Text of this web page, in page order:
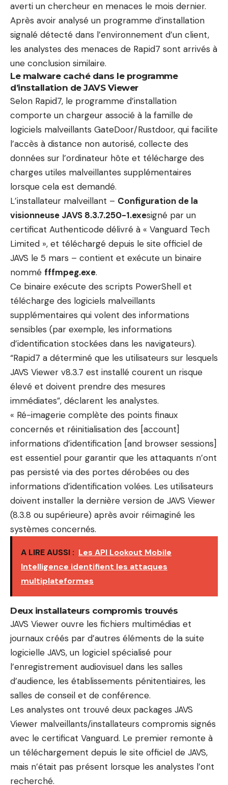
averti un chercheur en menaces le mois dernier.
Après avoir analysé un programme d’installation
signalé détecté dans l’environnement d’un client,
les analystes des menaces de Rapid7 sont arrivés à
une conclusion similaire.
Le malware caché dans le programme
d’installation de JAVS Viewer
Selon Rapid7, le programme d’installation
comporte un chargeur associé à la famille de
logiciels malveillants GateDoor/Rustdoor, qui facilite
l’accès à distance non autorisé, collecte des
données sur l’ordinateur hôte et télécharge des
charges utiles malveillantes supplémentaires
lorsque cela est demandé.
L’installateur malveillant – Configuration de la
visionneuse JAVS 8.3.7.250-1.exesigné par un
certificat Authenticode délivré à « Vanguard Tech
Limited », et téléchargé depuis le site officiel de
JAVS le 5 mars – contient et exécute un binaire
nommé fffmpeg.exe.
Ce binaire exécute des scripts PowerShell et
télécharge des logiciels malveillants
supplémentaires qui volent des informations
sensibles (par exemple, les informations
d’identification stockées dans les navigateurs).
“Rapid7 a déterminé que les utilisateurs sur lesquels
JAVS Viewer v8.3.7 est installé courent un risque
élevé et doivent prendre des mesures
immédiates”, déclarent les analystes.
« Ré-imagerie complète des points finaux
concernés et réinitialisation des [account]
informations d’identification [and browser sessions]
est essentiel pour garantir que les attaquants n’ont
pas persisté via des portes dérobées ou des
informations d’identification volées. Les utilisateurs
doivent installer la dernière version de JAVS Viewer
(8.3.8 ou supérieure) après avoir réimaginé les
systèmes concernés.
A LIRE AUSSI : Les API Lookout Mobile
Intelligence identifient les attaques
multiplateformes
Deux installateurs compromis trouvés
JAVS Viewer ouvre les fichiers multimédias et
journaux créés par d’autres éléments de la suite
logicielle JAVS, un logiciel spécialisé pour
l’enregistrement audiovisuel dans les salles
d’audience, les établissements pénitentiaires, les
salles de conseil et de conférence.
Les analystes ont trouvé deux packages JAVS
Viewer malveillants/installateurs compromis signés
avec le certificat Vanguard. Le premier remonte à
un téléchargement depuis le site officiel de JAVS,
mais n’était pas présent lorsque les analystes l’ont
recherché.